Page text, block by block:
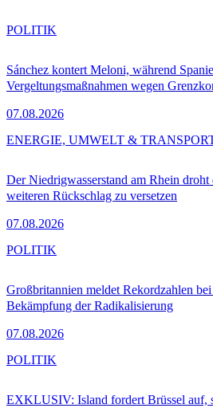
Sánchez kontert Meloni, während
Vergeltungsmaßnahmen wegen
07.08.2026
POLITIK
Der Niedrigwasserstand am Rhein droht
weiteren Rückschlag zu versetzen
07.08.2026
ENERGIE, UMWELT &
Großbritannien meldet Rekordzahlen
Bekämpfung der Radikalisierung
07.08.2026
POLITIK
EXKLUSIV: Island fordert Brüssel auf,
POLITIK